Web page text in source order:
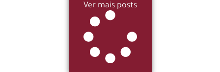
Ver mais posts